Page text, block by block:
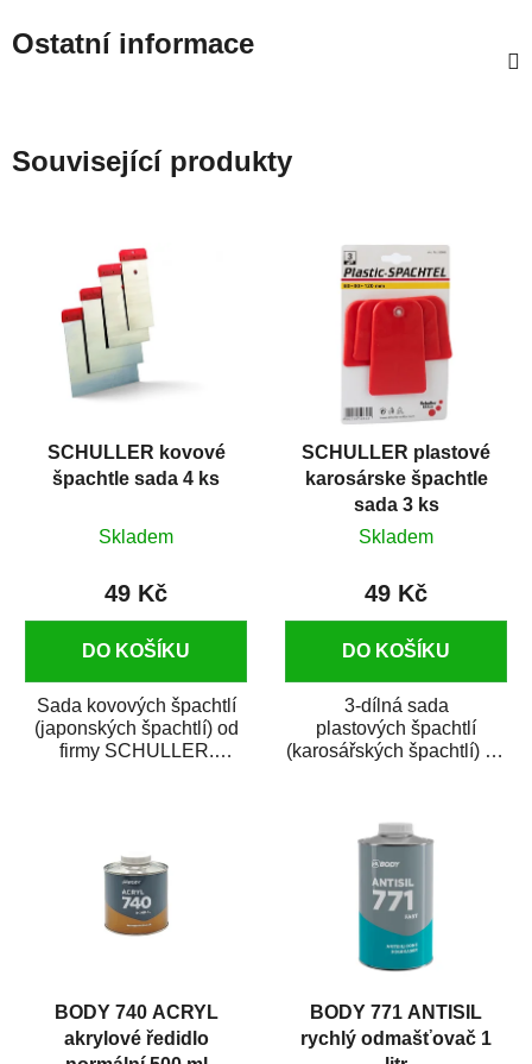
Ostatní informace
Související produkty
SCHULLER kovové
špachtle sada 4 ks
Skladem
49 Kč
DO KOŠÍKU
Sada kovových špachtlí
(japonských špachtlí) od
firmy SCHULLER.
SCHULLER plastové
karosárske špachtle
sada 3 ks
Skladem
49 Kč
DO KOŠÍKU
3-dílná sada
plastových špachtlí
(karosářských špachtlí) od
BODY 740 ACRYL
akrylové ředidlo
BODY 771 ANTISIL
rychlý odmašťovač 1